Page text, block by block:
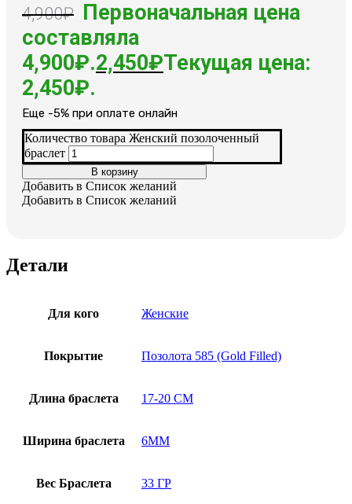
4,900₽ Первоначальная цена
составляла
4,900₽.2,450₽Текущая цена:
2,450₽.
Еще -5% при оплате онлайн
Количество товара Женский позолоченный
браслет
В корзину
Добавить в Список желаний
Добавить в Список желаний
Детали
Для кого Женские
Покрытие Позолота 585 (Gold Filled)
Длина браслета 17-20 СМ
Ширина браслета 6MM
Вес Браслета 33 ГР